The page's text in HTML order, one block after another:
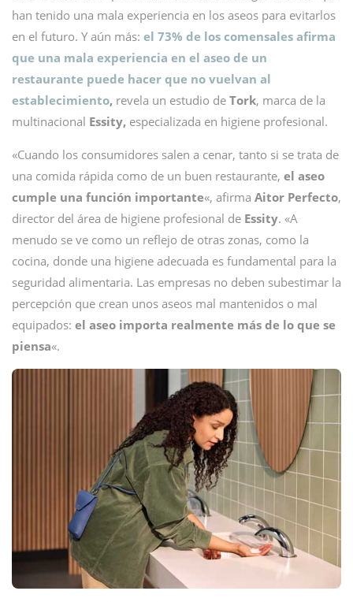
han tenido una mala experiencia en los aseos para evitarlos
en el futuro. Y aún más: el 73% de los comensales afirma
que una mala experiencia en el aseo de un
restaurante puede hacer que no vuelvan al
establecimiento, revela un estudio de Tork, marca de la
multinacional Essity, especializada en higiene profesional.
«Cuando los consumidores salen a cenar, tanto si se trata de
una comida rápida como de un buen restaurante, el aseo
cumple una función importante«, afirma Aitor Perfecto,
director del área de higiene profesional de Essity. «A
menudo se ve como un reflejo de otras zonas, como la
cocina, donde una higiene adecuada es fundamental para la
seguridad alimentaria. Las empresas no deben subestimar la
percepción que crean unos aseos mal mantenidos o mal
equipados: el aseo importa realmente más de lo que se
piensa«.